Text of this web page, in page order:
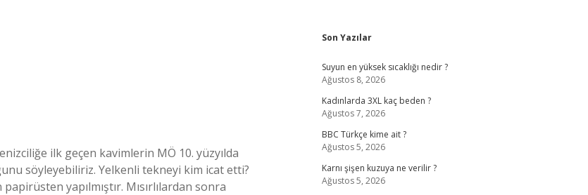
ilk geçen kavimlerin MÖ 10. yüzyılda
söyleyebiliriz. Yelkenli tekneyi kim icat etti?
yapılmıştır. Mısırlılardan sonra
Sidebar
Son Yazılar
Suyun en yüksek sıcaklığı nedir ?
Ağustos 8, 2026
Kadınlarda 3XL kaç beden ?
Ağustos 7, 2026
BBC Türkçe kime ait ?
Ağustos 5, 2026
Karnı şişen kuzuya ne verilir ?
Ağustos 5, 2026